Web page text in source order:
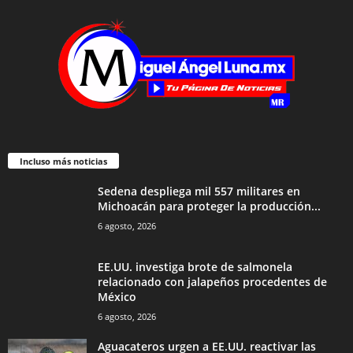
Incluso más noticias
Sedena despliega mil 557 militares en
Michoacán para proteger la producción...
6 agosto, 2026
EE.UU. investiga brote de salmonela
relacionado con jalapeños procedentes de
México
6 agosto, 2026
Aguacateros urgen a EE.UU. reactivar las